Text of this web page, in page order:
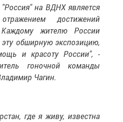
на ВДНХ является
достижений
жителю России
эту обширную экспозицию,
и красоту России", -
гоночной команды
Чагин.
где я живу, известна